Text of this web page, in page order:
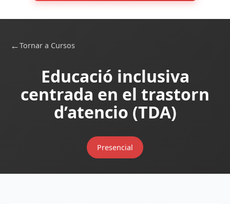
←Tornar a Cursos
Educació inclusiva
centrada en el trastorn
d’atencio (TDA)
Presencial